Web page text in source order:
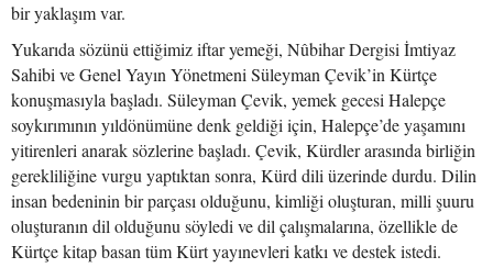
bir yaklaşım var.
Yukarıda sözünü ettiğimiz iftar yemeği, Nûbihar Dergisi İmtiyaz
Sahibi ve Genel Yayın Yönetmeni Süleyman Çevik’in Kürtçe
konuşmasıyla başladı. Süleyman Çevik, yemek gecesi Halepçe
soykırımının yıldönümüne denk geldiği için, Halepçe’de yaşamını
yitirenleri anarak sözlerine başladı. Çevik, Kürdler arasında birliğin
gerekliliğine vurgu yaptıktan sonra, Kürd dili üzerinde durdu. Dilin
insan bedeninin bir parçası olduğunu, kimliği oluşturan, milli şuuru
oluşturanın dil olduğunu söyledi ve dil çalışmalarına, özellikle de
Kürtçe kitap basan tüm Kürt yayınevleri katkı ve destek istedi.